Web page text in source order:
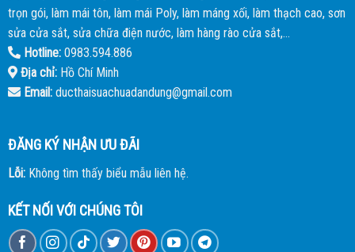
trọn gói, làm mái tôn, làm mái Poly, làm máng xối, làm thạch cao, sơn
sửa cửa sắt, sửa chữa điện nước, làm hàng rào cửa sắt,...
Hotline:0983.594.886
Địa chỉ:Hồ Chí Minh
Email:ducthaisuachuadandung@gmail.com
ĐĂNG KÝ NHẬN ƯU ĐÃI
Lỗi:Không tìm thấy biểu mẫu liên hệ.
KẾT NỐI VỚI CHÚNG TÔI